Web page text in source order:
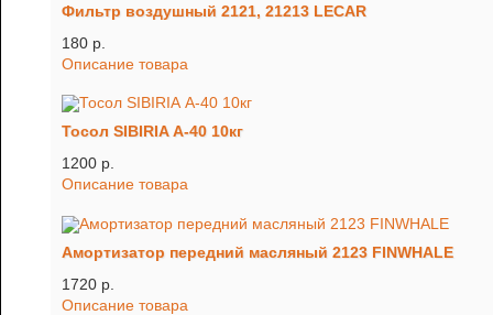
Фильтр воздушный 2121, 21213 LECAR
180 p.
Описание товара
Тосол SIBIRIA А-40 10кг
1200 p.
Описание товара
Амортизатор передний масляный 2123 FINWHALE
1720 p.
Описание товара